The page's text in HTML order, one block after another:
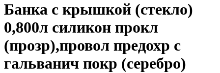
Банка с крышкой (стекло)
0,800л силикон прокл
(прозр),провол предохр с
гальванич покр (серебро)